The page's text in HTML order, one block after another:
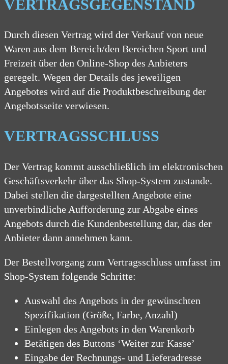
VERTRAGSGEGENSTAND
Durch diesen Vertrag wird der Verkauf von neue
Waren aus dem Bereich/den Bereichen Sport und
Freizeit über den Online-Shop des Anbieters
geregelt. Wegen der Details des jeweiligen
Angebotes wird auf die Produktbeschreibung der
Angebotsseite verwiesen.
VERTRAGSSCHLUSS
Der Vertrag kommt ausschließlich im elektronischen
Geschäftsverkehr über das Shop-System zustande.
Dabei stellen die dargestellten Angebote eine
unverbindliche Aufforderung zur Abgabe eines
Angebots durch die Kundenbestellung dar, das der
Anbieter dann annehmen kann.
Der Bestellvorgang zum Vertragsschluss umfasst im
Shop-System folgende Schritte:
Auswahl des Angebots in der gewünschten
Spezifikation (Größe, Farbe, Anzahl)
Einlegen des Angebots in den Warenkorb
Betätigen des Buttons ‘Weiter zur Kasse’
Eingabe der Rechnungs- und Lieferadresse